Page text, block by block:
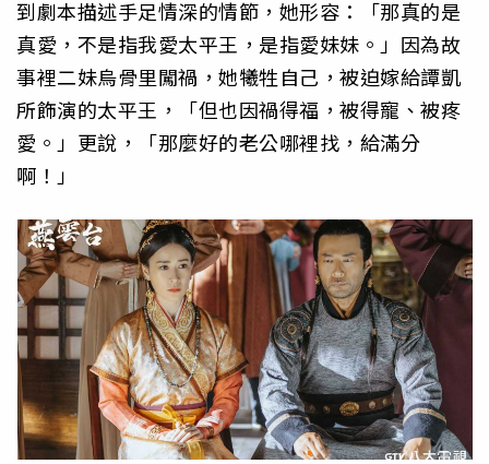
到劇本描述手足情深的情節，她形容：「那真的是
真愛，不是指我愛太平王，是指愛妹妹。」因為故
事裡二妹烏骨里闖禍，她犧牲自己，被迫嫁給譚凱
所飾演的太平王，「但也因禍得福，被得寵、被疼
愛。」更說，「那麼好的老公哪裡找，給滿分
啊！」